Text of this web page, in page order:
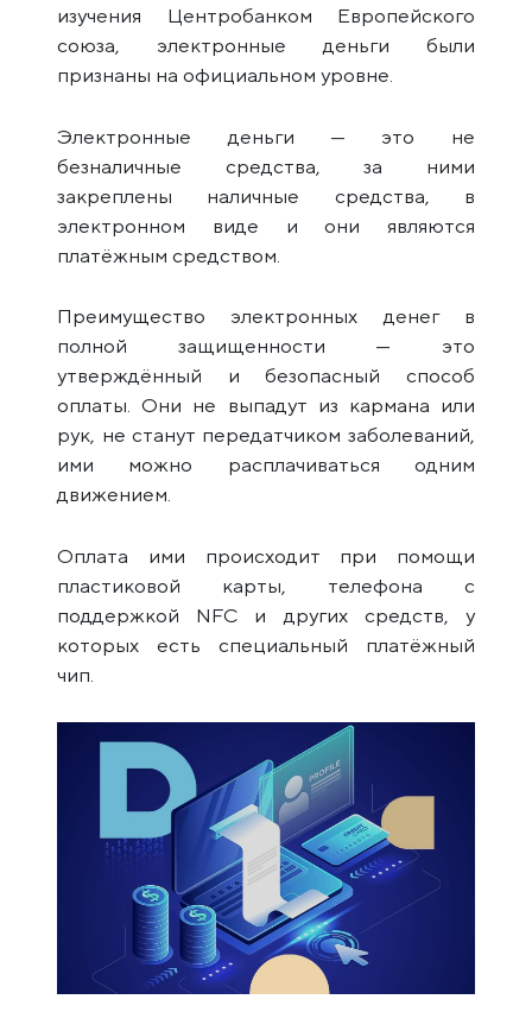
изучения Центробанком Европейского
союза, электронные деньги были
признаны на официальном уровне.
Электронные деньги — это не
безналичные средства, за ними
закреплены наличные средства, в
электронном виде и они являются
платёжным средством.
Преимущество электронных денег в
полной защищенности — это
утверждённый и безопасный способ
оплаты. Они не выпадут из кармана или
рук, не станут передатчиком заболеваний,
ими можно расплачиваться одним
движением.
Оплата ими происходит при помощи
пластиковой карты, телефона с
поддержкой NFC и других средств, у
которых есть специальный платёжный
чип.